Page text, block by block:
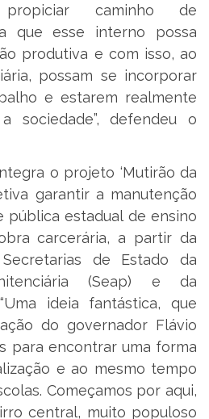
caminho de
que esse interno possa
produtiva e com isso, ao
possam se incorporar
e estarem realmente
sociedade”, defendeu o
o projeto ‘Mutirão da
garantir a manutenção
pública estadual de ensino
carcerária, a partir da
de Estado da
(Seap) e da
ideia fantástica, que
do governador Flávio
para encontrar uma forma
e ao mesmo tempo
Começamos por aqui,
central, muito populoso